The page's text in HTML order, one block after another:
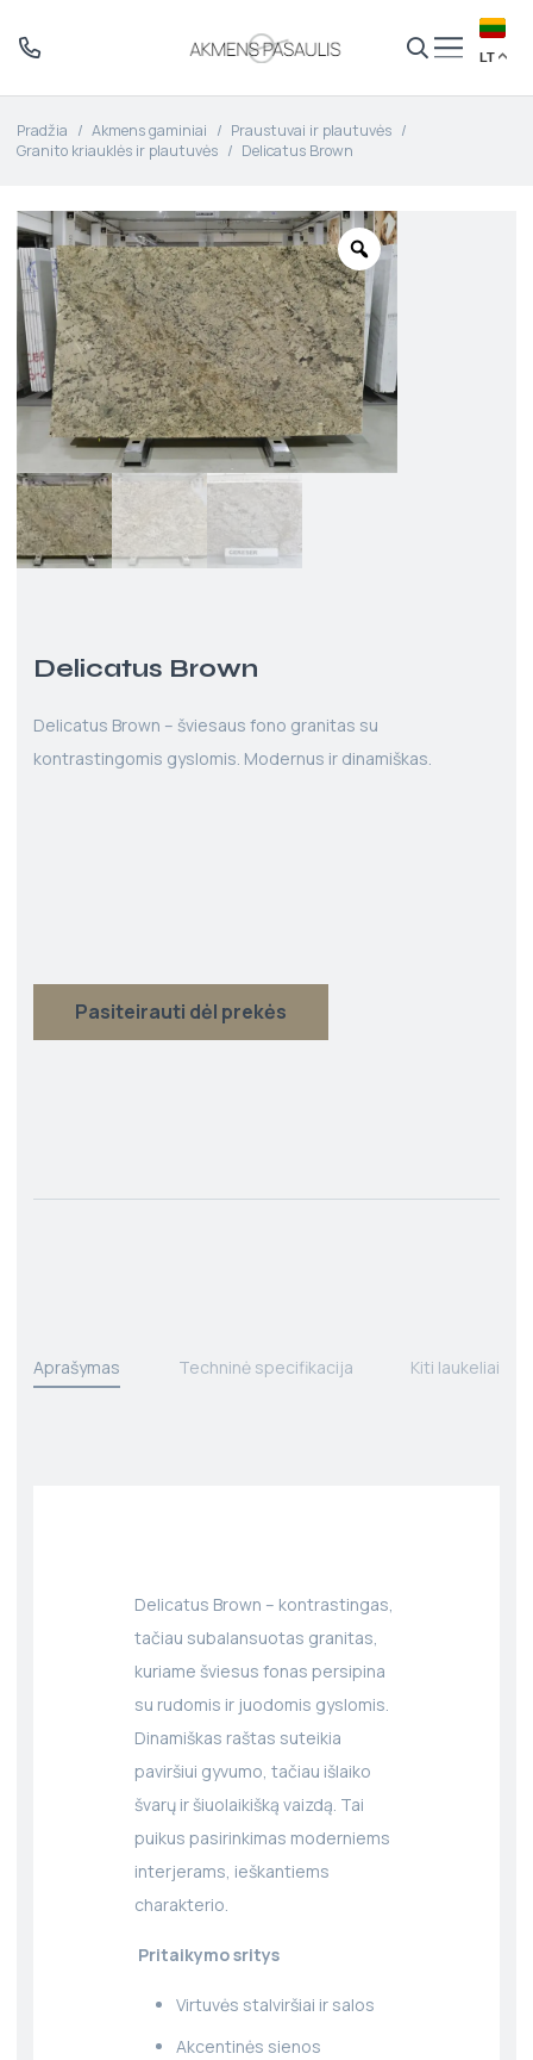
LT
Pradžia / Akmens gaminiai / Praustuvai ir plautuvės /
Granito kriauklės ir plautuvės / Delicatus Brown
Delicatus Brown
Delicatus Brown – šviesaus fono granitas su
kontrastingomis gyslomis. Modernus ir dinamiškas.
Pasiteirauti dėl prekės
Aprašymas Techninė specifikacija Kiti laukeliai
Delicatus Brown – kontrastingas,
tačiau subalansuotas granitas,
kuriame šviesus fonas persipina
su rudomis ir juodomis gyslomis.
Dinamiškas raštas suteikia
paviršiui gyvumo, tačiau išlaiko
švarų ir šiuolaikišką vaizdą. Tai
puikus pasirinkimas moderniems
interjerams, ieškantiems
charakterio.
Pritaikymo sritys
Virtuvės stalviršiai ir salos
Akcentinės sienos